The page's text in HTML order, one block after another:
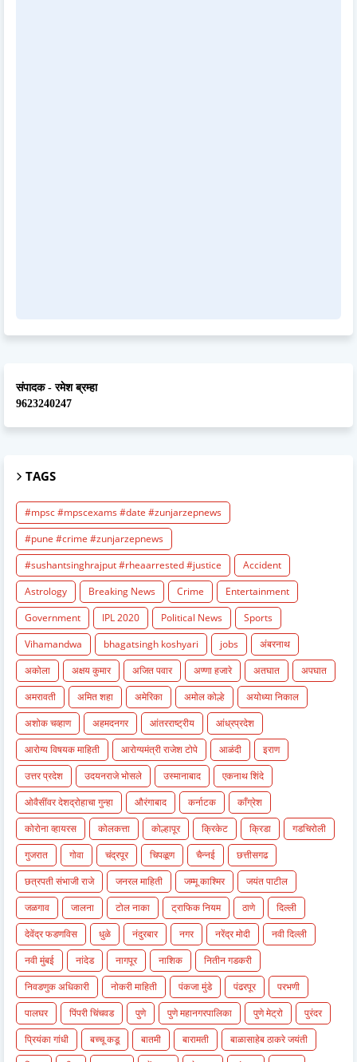
संपादक - रमेश ब्रम्हा
9623240247
TAGS
#mpsc #mpscexams #date #zunjarzepnews
#pune #crime #zunjarzepnews
#sushantsinghrajput #rheaarrested #justice
Accident
Astrology
Breaking News Crime
Entertainment
Government
IPL 2020 Political News
Sports
Vihamandwa
bhagatsingh koshyari jobs
अंबरनाथ
अकोला
अक्षय कुमार अजित पवार अण्णा हजारे अतघात
अपघात
अमरावती
अमित शहा अमेरिका अमोल कोल्हे
अयोध्या निकाल
अशोक चव्हाण
अहमदनगर आंतरराष्ट्रीय
आंध्रप्रदेश
आरोग्य विषयक माहिती
आरोग्यमंत्री राजेश टोपे आळंदी
इराण
उत्तर प्रदेश
उदयनराजे भोसले उस्मानाबाद
एकनाथ शिंदे
ओवैसींवर देशद्रोहाचा गुन्हा
औरंगाबाद कर्नाटक
काँग्रेश
कोरोना व्हायरस
कोलकत्ता कोल्हापूर क्रिकेट क्रिडा
गडचिरोली
गुजरात
गोवा चंद्रपूर चिपळूण चैन्नई
छत्तीसगढ
छत्रपती संभाजी राजे
जनरल माहिती जम्मू काश्मिर
जयंत पाटील
जळगाव
जालना टोल नाका ट्राफिक नियम ठाणे
दिल्ली
देवेंद्र फडणविस
धुळे नंदुरबार नगर नरेंद्र मोदी
नवी दिल्ली
नवी मुंबई
नांदेड नागपूर नाशिक
नितीन गडकरी
निवडणुक अधिकारी
नोकरी माहिती पंकजा मुंडे पंढरपूर
परभणी
पालघर
पिंपरी चिंचवड पुणे पुणे महानगरपालिका पुणे मेट्रो
पुरंदर
प्रियंका गांधी
बच्चू कडू बातमी बारामती
बाळासाहेब ठाकरे जयंती